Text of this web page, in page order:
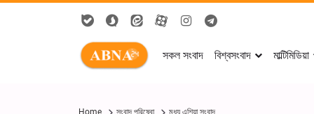
সকল সংবাদ বিশ্বসংবাদ মাল্টিমিডিয়া
Home সংবাদ পরিষেবা মধ্য এশিয়া সংবাদ